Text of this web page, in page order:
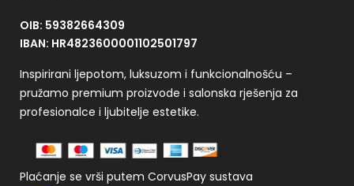
OIB: 59382664309
IBAN: HR4823600001102501797
Inspirirani ljepotom, luksuzom i funkcionalnošću –
pružamo premium proizvode i salonska rješenja za
profesionalce i ljubitelje estetike.
Plaćanje se vrši putem CorvusPay sustava